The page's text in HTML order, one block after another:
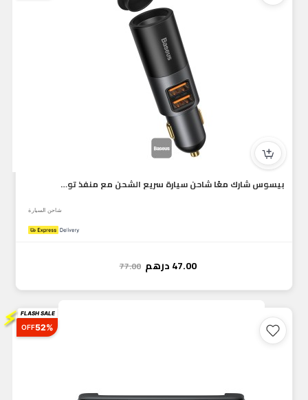
بيسوس شارك معًا شاحن سيارة سريع الشحن مع منفذ توسيع ولاعة...
شاحن السيارة
47.00درهم 77.00
⚡ FLASH SALE
52%
OFF